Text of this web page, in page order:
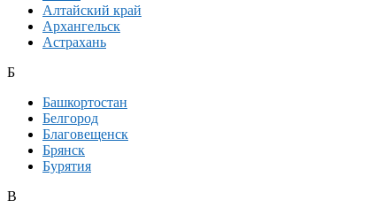
Алтайский край
Архангельск
Астрахань
Б
Башкортостан
Белгород
Благовещенск
Брянск
Бурятия
В